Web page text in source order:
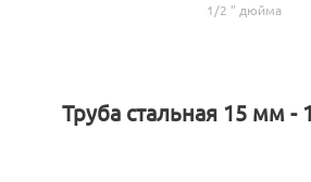
1/2 " дюйма
Труба стальная 15 мм